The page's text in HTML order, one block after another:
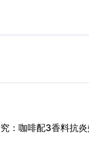
：咖啡配3香料抗